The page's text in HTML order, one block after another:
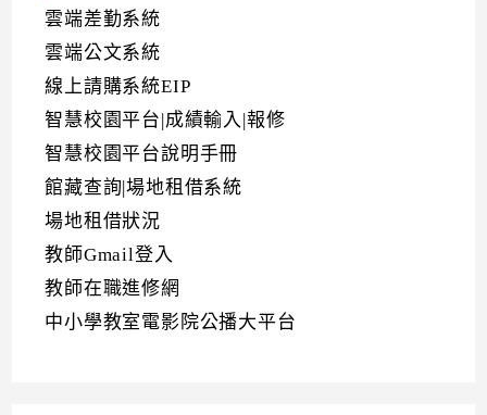
雲端差勤系統
雲端公文系統
線上請購系統EIP
智慧校園平台|成績輸入|報修
智慧校園平台說明手冊
館藏查詢|場地租借系統
場地租借狀況
教師Gmail登入
教師在職進修網
中小學教室電影院公播大平台